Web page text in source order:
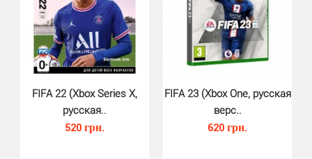
В NBA 2K22 на Xbox One вся баскетбольная вселенная
находится в ваших руках. Играйте сейчас в ре..
FIFA 22 (Xbox Series X,
русская..
520 грн.
FIFA 23 (Xbox One, русская
верс..
620 грн.